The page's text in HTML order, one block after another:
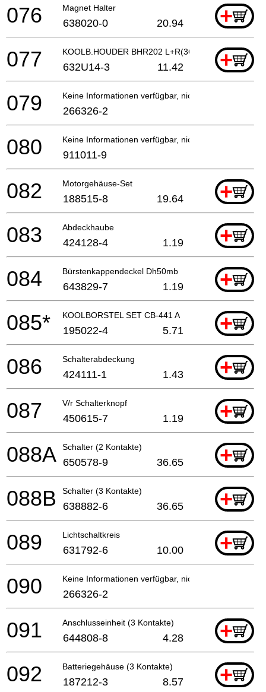
Magnet Halter +
076 638020-0 20.94
KOOLB.HOUDER BHR202 L+R(3CON)A +
077 632U14-3 11.42
Keine Informationen verfügbar, nicht bestellbar
079 266326-2
Keine Informationen verfügbar, nicht bestellbar
080 911011-9
Motorgehäuse-Set +
082 188515-8 19.64
Abdeckhaube +
083 424128-4 1.19
Bürstenkappendeckel Dh50mb +
084 643829-7 1.19
KOOLBORSTEL SET CB-441 A +
085* 195022-4 5.71
Schalterabdeckung +
086 424111-1 1.43
V/r Schalterknopf +
087 450615-7 1.19
Schalter (2 Kontakte) +
088A 650578-9 36.65
Schalter (3 Kontakte) +
088B 638882-6 36.65
Lichtschaltkreis +
089 631792-6 10.00
Keine Informationen verfügbar, nicht bestellbar
090 266326-2
Anschlusseinheit (3 Kontakte) +
091 644808-8 4.28
Batteriegehäuse (3 Kontakte) +
092 187212-3 8.57